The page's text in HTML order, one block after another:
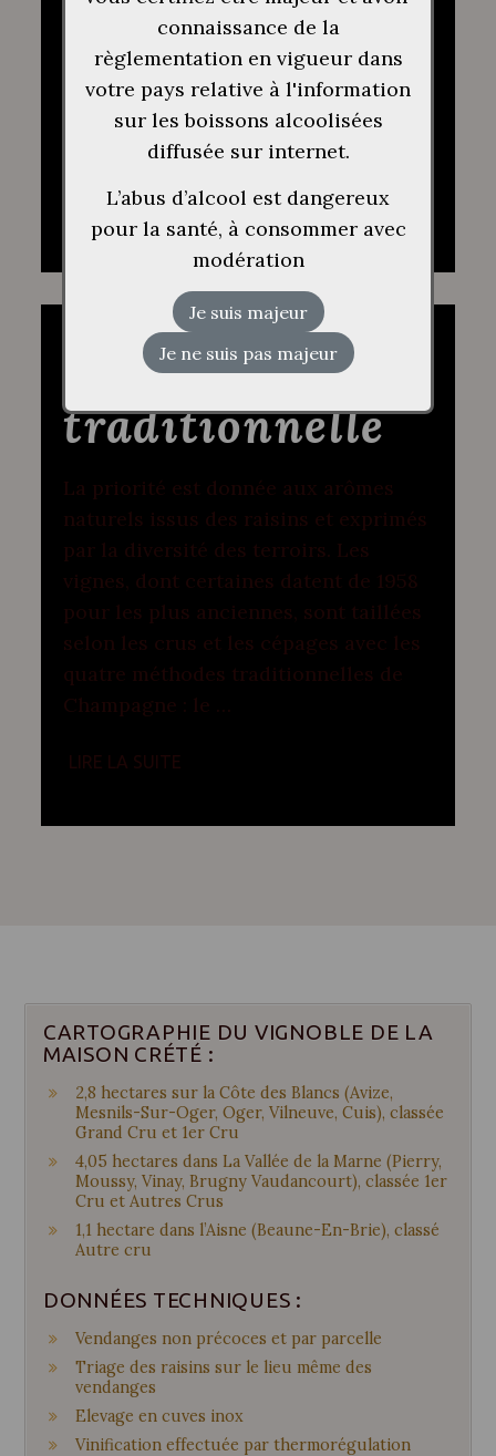
l’Institut Œnologique de Champagne
pour la création des cuvées
Dominique Crété. L’assemblage, le
savoir-faire, les connaissances, les
méthodes et les …
LIRE LA SUITE
Méthode
traditionnelle
La priorité est donnée aux arômes
naturels issus des raisins et exprimés
par la diversité des terroirs. Les
vignes, dont certaines datent de 1958
pour les plus anciennes, sont taillées
selon les crus et les cépages avec les
quatre méthodes traditionnelles de
Champagne : le …
LIRE LA SUITE
CARTOGRAPHIE DU VIGNOBLE DE LA
MAISON CRÉTÉ :
2,8 hectares sur la Côte des Blancs (Avize,
Mesnils-Sur-Oger, Oger, Vilneuve, Cuis), classée
Grand Cru et 1er Cru
4,05 hectares dans La Vallée de la Marne (Pierry,
Moussy, Vinay, Brugny Vaudancourt), classée 1er
Cru et Autres Crus
1,1 hectare dans l’Aisne (Beaune-En-Brie), classé
Autre cru
DONNÉES TECHNIQUES :
Vendanges non précoces et par parcelle
Triage des raisins sur le lieu même des
vendanges
Elevage en cuves inox
Vinification effectuée par thermorégulation
connaissance de la
règlementation en vigueur dans
votre pays relative à l'information
sur les boissons alcoolisées
diffusée sur internet.
L’abus d’alcool est dangereux
pour la santé, à consommer avec
modération